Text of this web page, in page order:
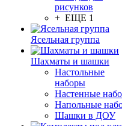
рисунков
+ ЕЩЕ 1
Ясельная группа
Шахматы и шашки
Настольные
наборы
Настенные
Напольные
Шашки в ДОУ